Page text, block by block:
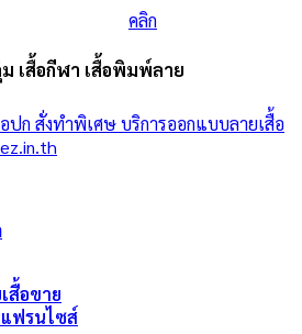
คลิก
เสื้อกีฬา เสื้อพิมพ์ลาย
สื้อขาย
ฟรนไซส์